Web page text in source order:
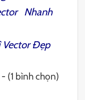
Nhanh
VectorĐẹp
(1 bình chọn)